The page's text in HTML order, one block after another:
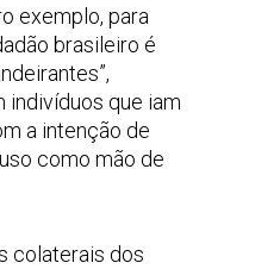
exemplo, para
brasileiro é
indivíduos que iam
a intenção de
como mão de
colaterais dos